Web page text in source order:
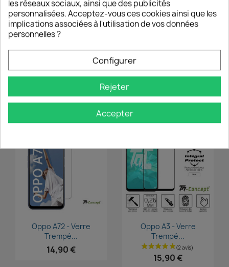
Aperçu rapide
Oppo A53s 5G - Verre
14,90 €
Aperçu rapide
Oppo A53 5G - Verre
14,90 €
Aperçu rapide
Oppo A72 - Verre
Trempé...
14,90 €
Aperçu rapide
Oppo A3 - Verre
Trempé...
15,90 €
les réseaux sociaux, ainsi que des publicités
personnalisées. Acceptez-vous ces cookies ainsi que les
implications associées à l'utilisation de vos données
personnelles ?
Configurer
Rejeter
Accepter